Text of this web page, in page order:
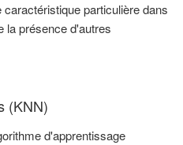
particulière dans
la présence d'autres
(KNN)
d'apprentissage